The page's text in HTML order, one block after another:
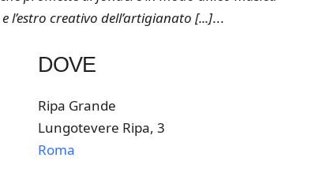
creativo dell’artigianato [...]...
DOVE
Ripa Grande
Lungotevere Ripa, 3
Roma